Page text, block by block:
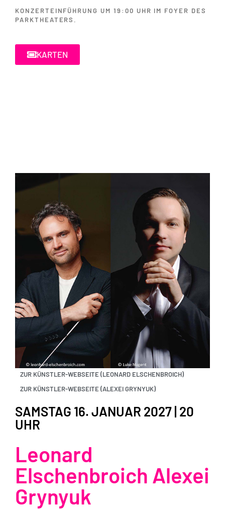
KONZERTEINFÜHRUNG UM 19:00 UHR IM FOYER DES
PARKTHEATERS.
KARTEN
ZUR KÜNSTLER-WEBSEITE (LEONARD ELSCHENBROICH)
ZUR KÜNSTLER-WEBSEITE (ALEXEI GRYNYUK)
SAMSTAG 16. JANUAR 2027 | 20
UHR
Leonard
Elschenbroich Alexei
Grynyuk